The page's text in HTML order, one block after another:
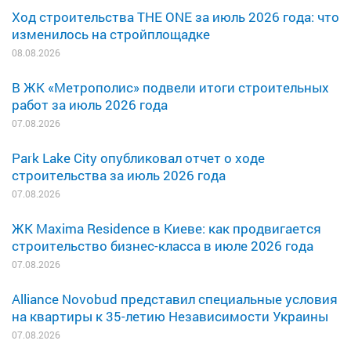
Ход строительства THE ONE за июль 2026 года: что
изменилось на стройплощадке
08.08.2026
В ЖК «Метрополис» подвели итоги строительных
работ за июль 2026 года
07.08.2026
Park Lake City опубликовал отчет о ходе
строительства за июль 2026 года
07.08.2026
ЖК Maxima Residence в Киеве: как продвигается
строительство бизнес-класса в июле 2026 года
07.08.2026
Alliance Novobud представил специальные условия
на квартиры к 35-летию Независимости Украины
07.08.2026